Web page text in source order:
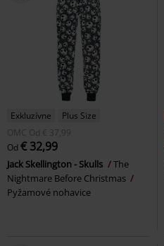
Exkluzívne
Plus Size
OMC Od € 37,99
Od € 32,99
Jack Skellington - Skulls
The
Nightmare Before Christmas
Pyžamové nohavice